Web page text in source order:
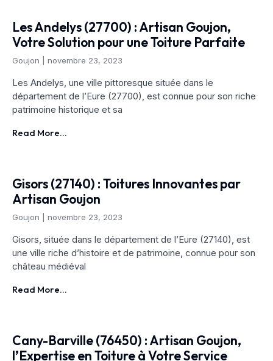
Les Andelys (27700) : Artisan Goujon,
Votre Solution pour une Toiture Parfaite
Goujon novembre 23, 2023
Les Andelys, une ville pittoresque située dans le
département de l’Eure (27700), est connue pour son riche
patrimoine historique et sa
Read More...
Gisors (27140) : Toitures Innovantes par
Artisan Goujon
Goujon novembre 23, 2023
Gisors, située dans le département de l’Eure (27140), est
une ville riche d’histoire et de patrimoine, connue pour son
château médiéval
Read More...
Cany-Barville (76450) : Artisan Goujon,
l’Expertise en Toiture à Votre Service